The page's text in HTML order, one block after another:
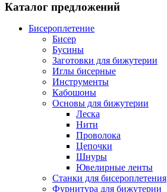
Каталог предложений
Бисероплетение
Бисер
Бусины
Заготовки для бижутерии
Иглы бисерные
Инструменты
Кабошоны
Основы для бижутерии
Леска
Нити
Проволока
Цепочки
Шнуры
Ювелирные ленты
Станки для бисероплетения
Фурнитура для бижутерии